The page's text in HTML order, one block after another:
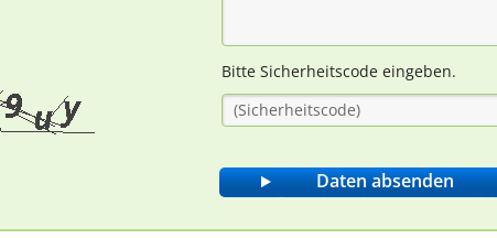
Bitte Sicherheitscode eingeben.